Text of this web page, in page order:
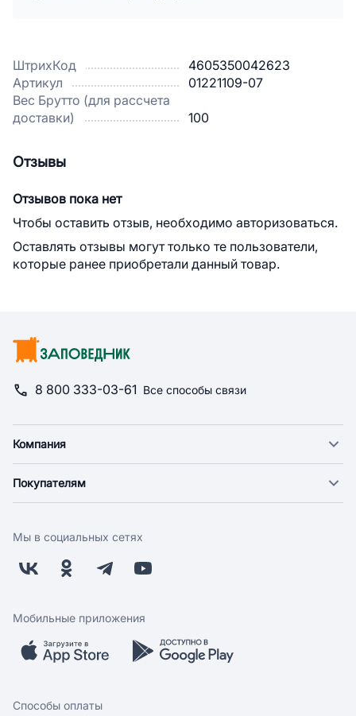
ШтрихКод
4605350042623
Артикул
01221109-07
Вес Брутто (для рассчета
доставки)
100
Отзывы
Отзывов пока нет
Чтобы оставить отзыв, необходимо авторизоваться.
Оставлять отзывы могут только те пользователи,
которые ранее приобретали данный товар.
8 800 333-03-61 Все способы связи
Компания
Новости
Поставщикам
Заводчикам
Обратная связь
Покупателям
Оплата
Бонусная программа
Скидки и акции
Мобильное приложение
Мы в социальных сетях
Мобильные приложения
Способы оплаты